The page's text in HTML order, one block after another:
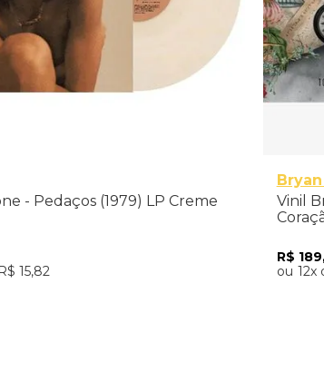
- Pedaços (1979) LP Creme
R$ 15,82
Vinil
R$ 189
12